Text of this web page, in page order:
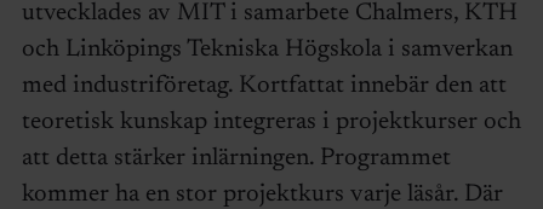
utvecklades av MIT i samarbete Chalmers, KTH
och Linköpings Tekniska Högskola i samverkan
med industriföretag. Kortfattat innebär den att
teoretisk kunskap integreras i projektkurser och
att detta stärker inlärningen. Programmet
kommer ha en stor projektkurs varje läsår. Där